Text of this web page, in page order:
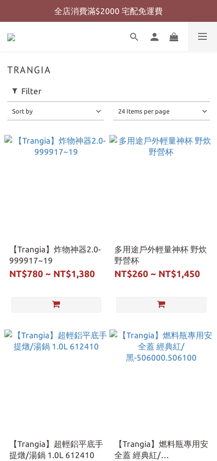
全店消費滿$999 超商免運費
全店消費滿$2000 宅配免運費
全店消費滿$999 超商免運費
TRANGIA
Filter
Sort by 24 Items per page
【Trangia】炸物神器2.0-
999917~19
NT$780 ~ NT$1,380
多用途戶外輕量神杯 野炊
野營杯
NT$260 ~ NT$1,450
【Trangia】超輕鋁平底手
提燉/湯鍋 1.0L 612410
【Trangia】燃料瓶專用安
全蓋 經典紅/